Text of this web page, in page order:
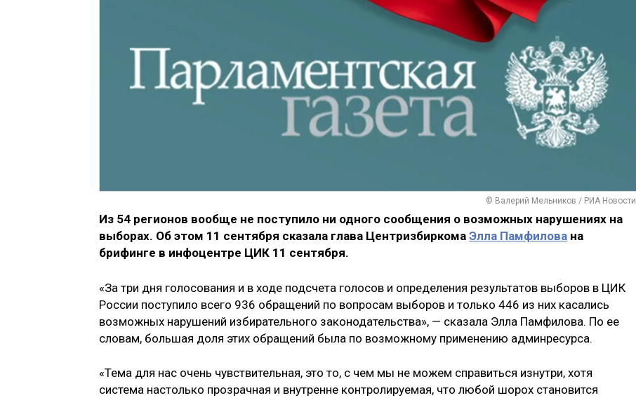
© Валерий Мельников / РИА Новости
Из 54 регионов вообще не поступило ни одного сообщения о возможных нарушениях на
выборах. Об этом 11 сентября сказала глава Центризбиркома Элла Памфилова на
брифинге в инфоцентре ЦИК 11 сентября.
«За три дня голосования и в ходе подсчета голосов и определения результатов выборов в ЦИК
России поступило всего 936 обращений по вопросам выборов и только 446 из них касались
возможных нарушений избирательного законодательства», — сказала Элла Памфилова. По ее
словам, большая доля этих обращений была по возможному применению админресурса.
«Тема для нас очень чувствительная, это то, с чем мы не можем справиться изнутри, хотя
система настолько прозрачная и внутренне контролируемая, что любой шорох становится